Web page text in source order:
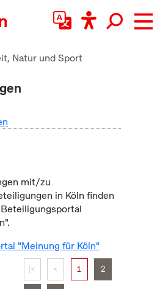
Natur und Sport
mit/zu
in Köln finden
"Meinung für Köln"
|< < 1 2